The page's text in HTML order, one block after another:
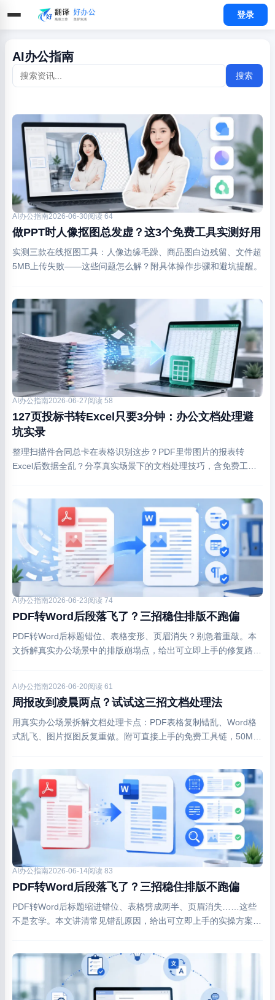
登录
AI办公指南
搜索
AI办公指南2026-06-30阅读 64
做PPT时人像抠图总发虚？这3个免费工具实测好用
实测三款在线抠图工具：人像边缘毛躁、商品图白边残留、文件超
5MB上传失败——这些问题怎么解？附具体操作步骤和避坑提醒。
AI办公指南2026-06-27阅读 58
127页投标书转Excel只要3分钟：办公文档处理避
坑实录
整理扫描件合同总卡在表格识别这步？PDF里带图片的报表转
Excel后数据全乱？分享真实场景下的文档处理技巧，含免费工具
AI办公指南2026-06-23阅读 74
PDF转Word后段落飞了？三招稳住排版不跑偏
PDF转Word后标题错位、表格变形、页眉消失？别急着重敲。本
文拆解真实办公场景中的排版崩塌点，给出可立即上手的修复路
AI办公指南2026-06-20阅读 61
周报改到凌晨两点？试试这三招文档处理法
用真实办公场景拆解文档处理卡点：PDF表格复制错乱、Word格
式乱飞、图片抠图反复重做。附可直接上手的免费工具链，50MB
AI办公指南2026-06-14阅读 83
PDF转Word后段落飞了？三招稳住排版不跑偏
PDF转Word后标题缩进错位、表格劈成两半、页眉消失……这些
不是玄学。本文讲清常见错乱原因，给出可立即上手的实操方案，